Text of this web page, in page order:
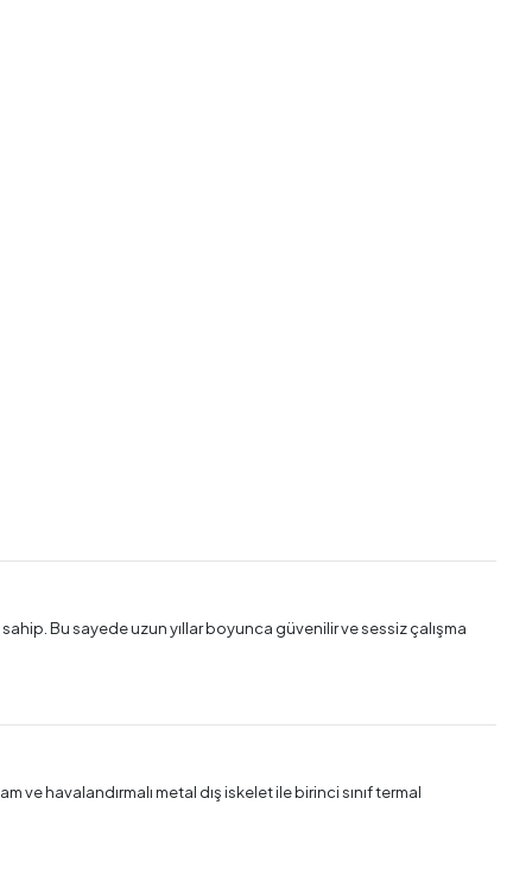
Bu sayede uzun yıllar boyunca güvenilir ve sessiz çalışma
havalandırmalı metal dış iskelet ile birinci sınıf termal